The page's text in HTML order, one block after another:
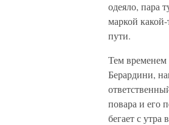
одеяло, пара
маркой
пути.
Тем
Берардини,
повара и его
бегает с